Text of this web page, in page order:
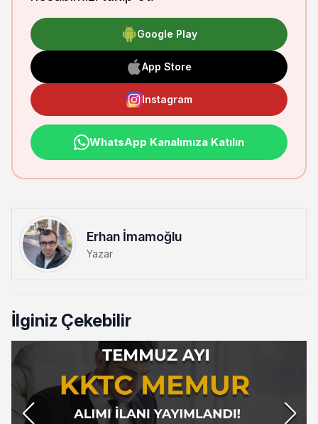
Google Play
App Store
Instagram
WhatsApp Kanalımıza Katılın
Erhan İmamoğlu
Yazar
İlginiz Çekebilir